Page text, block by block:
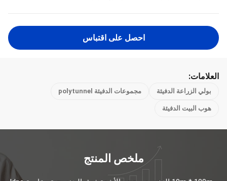
احصل على اقتباس
العلامات:
بولي الزراعة الدفيئة مجموعات الدفيئة polytunnel
هوب البيت الدفيئة
ملخص المنتج